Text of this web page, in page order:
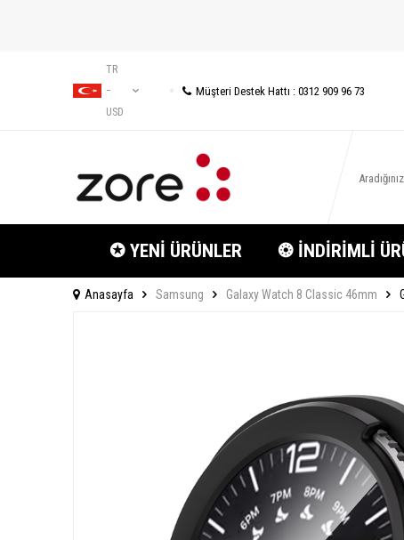
TR
−
USD
Müşteri Destek Hattı : 0312 909 96 73
✪ YENİ ÜRÜNLER ❂ İNDİRİMLİ
Anasayfa Samsung Galaxy Watch 8 Classic 46mm